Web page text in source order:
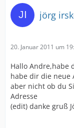
jörg
20. Januar 2011 um
Hallo Andre,habe
habe dir die neue
aber nicht ob du
Adresse
(edit) danke gruß